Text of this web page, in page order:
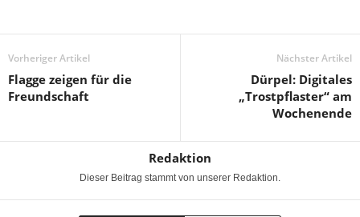
Vorheriger Artikel
Flagge zeigen für die
Freundschaft
Nächster Artikel
Dürpel: Digitales
„Trostpflaster“ am
Wochenende
Redaktion
Dieser Beitrag stammt von unserer Redaktion.